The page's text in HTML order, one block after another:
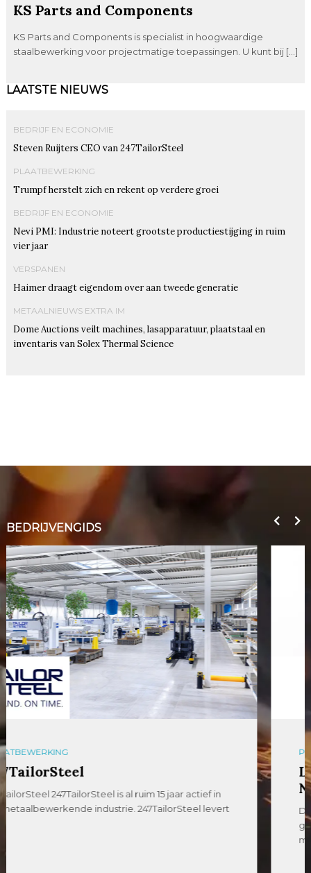
KS Parts and Components
KS Parts and Components is specialist in hoogwaardige
staalbewerking voor projectmatige toepassingen. U kunt bij […]
LAATSTE NIEUWS
BEDRIJF EN ECONOMIE
Steven Ruijters CEO van 247TailorSteel
PLAATBEWERKING
Trumpf herstelt zich en rekent op verdere groei
BEDRIJF EN ECONOMIE
Nevi PMI: Industrie noteert grootste productiestijging in ruim
vier jaar
VERSPANEN
Haimer draagt eigendom over aan tweede generatie
METAALNIEUWS EXTRA IM
Dome Auctions veilt machines, lasapparatuur, plaatstaal en
inventaris van Solex Thermal Science
BEDRIJVENGIDS
PLAATBEWERKING
Laserparts – De Monopartner van
Nederland
De Monopartner van Nederland Laserparts is een